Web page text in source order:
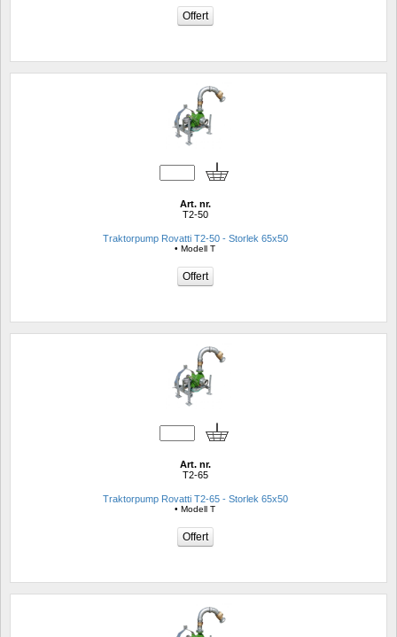
Art. nr.
T2-50
Traktorpump Rovatti T2-50 - Storlek 65x50
• Modell T
Art. nr.
T2-65
Traktorpump Rovatti T2-65 - Storlek 65x50
• Modell T